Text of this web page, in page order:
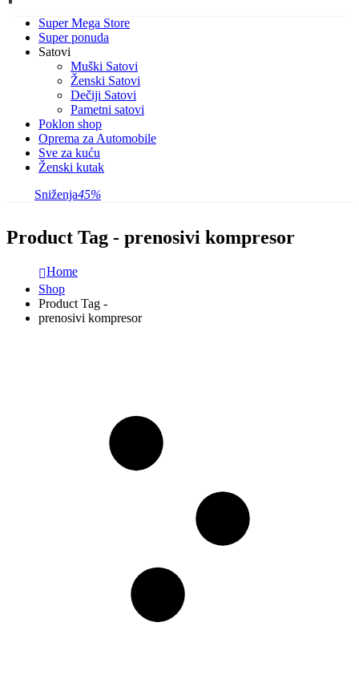
Super Mega Store
Super ponuda
Satovi
Muški Satovi
Ženski Satovi
Dečiji Satovi
Pametni satovi
Poklon shop
Oprema za Automobile
Sve za kuću
Ženski kutak
Sniženja45%
Product Tag - prenosivi kompresor
Home
Shop
Product Tag -
prenosivi kompresor